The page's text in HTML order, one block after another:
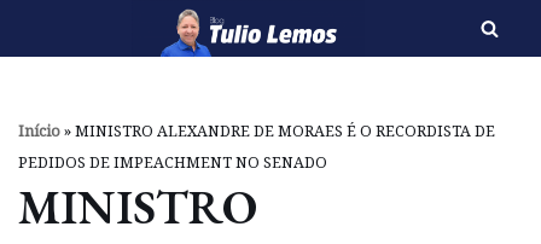
o
conteúdo
Início»MINISTRO ALEXANDRE DE MORAES É O RECORDISTA DE
PEDIDOS DE IMPEACHMENT NO SENADO
MINISTRO